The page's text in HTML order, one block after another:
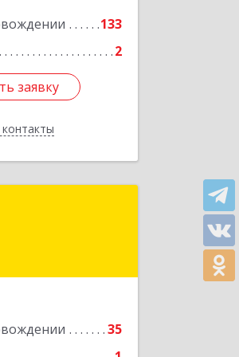
133
2
заявку
Подробнее
заявку
35
край,
Подробнее